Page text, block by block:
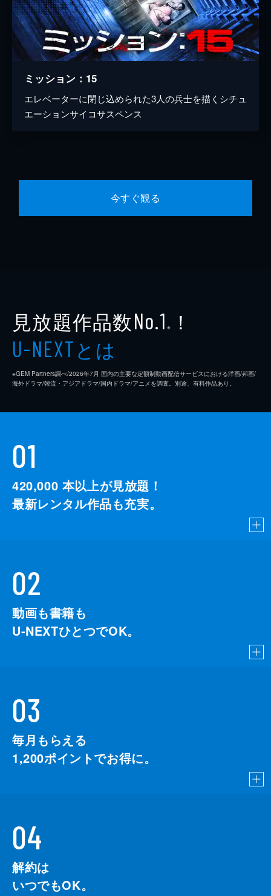
ミッション：15
エレベーターに閉じ込められた3人の兵士を描くシチュ
エーションサイコサスペンス
今すぐ観る
見放題作品数No.1 ※ ！
U-NEXTとは
※GEM Partners調べ/2026年7⽉ 国内の主要な定額制動画配信サービスにおける洋画/邦画/
海外ドラマ/韓流・アジアドラマ/国内ドラマ/アニメを調査。別途、有料作品あり。
01
420,000 本以上が見放題！
最新レンタル作品も充実。
02
動画も書籍も
U-NEXTひとつでOK。
03
毎月もらえる
1,200ポイントでお得に。
04
解約は
いつでもOK。